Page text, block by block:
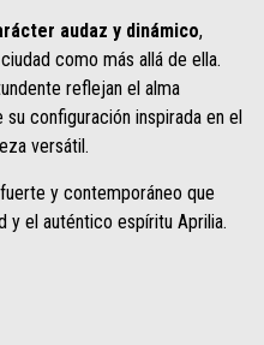
audaz y dinámico,
como más allá de ella.
reflejan el alma
configuración inspirada en el
versátil.
y contemporáneo que
y el auténtico espíritu Aprilia.